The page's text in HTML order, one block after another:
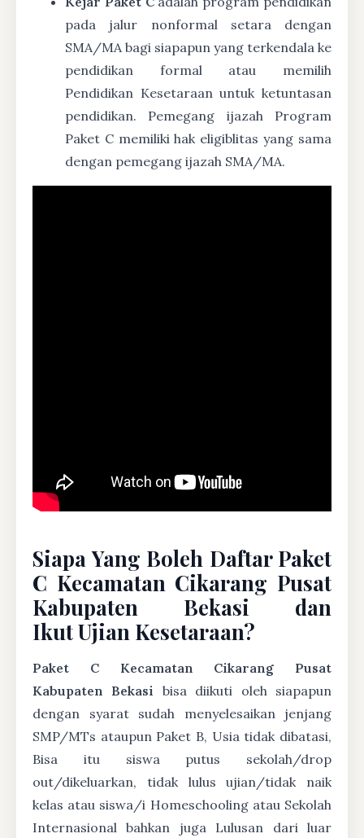
pada jalur nonformal setara dengan
SMA/MA bagi siapapun yang terkendala ke
pendidikan formal atau memilih
Pendidikan Kesetaraan untuk ketuntasan
pendidikan. Pemegang ijazah Program
Paket C memiliki hak eligiblitas yang sama
dengan pemegang ijazah SMA/MA.
Siapa Yang Boleh Daftar Paket
C Kecamatan Cikarang Pusat
Kabupaten Bekasi dan
Ikut Ujian Kesetaraan?
Paket C Kecamatan Cikarang Pusat
Kabupaten Bekasi bisa diikuti oleh siapapun
dengan syarat sudah menyelesaikan jenjang
SMP/MTs ataupun Paket B, Usia tidak dibatasi,
Bisa itu siswa putus sekolah/drop
out/dikeluarkan, tidak lulus ujian/tidak naik
kelas atau siswa/i Homeschooling atau Sekolah
Internasional bahkan juga Lulusan dari luar